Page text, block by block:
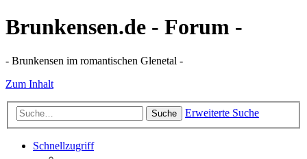
Brunkensen.de - Forum -
- Brunkensen im romantischen Glenetal -
Zum Inhalt
Suche Erweiterte Suche
Schnellzugriff